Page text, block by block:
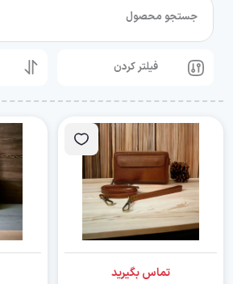
جستجو محصول
فیلتر کردن
تماس بگیرید